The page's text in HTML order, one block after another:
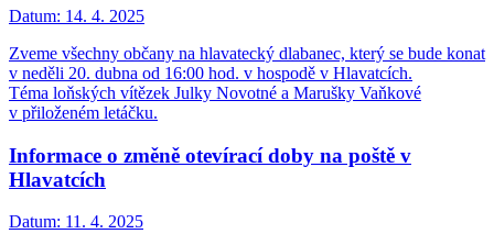
Datum: 14. 4. 2025
Zveme všechny občany na hlavatecký dlabanec, který se bude konat
v neděli 20. dubna od 16:00 hod. v hospodě v Hlavatcích.
Téma loňských vítězek Julky Novotné a Marušky Vaňkové
v přiloženém letáčku.
Informace o změně otevírací doby na poště v
Hlavatcích
Datum: 11. 4. 2025